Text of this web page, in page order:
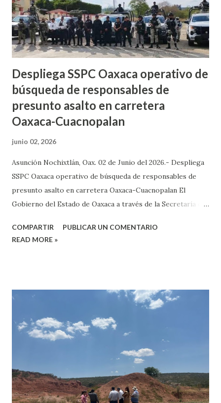
preliminar señala que los tres vehículos compactos —dos
Kia K3 y un Nissan Versa— presuntamente escoltaban a una
camioneta Toyota Sienna, todo...
Despliega SSPC Oaxaca operativo de
búsqueda de responsables de
presunto asalto en carretera
Oaxaca-Cuacnopalan
junio 02, 2026
Asunción Nochixtlán, Oax. 02 de Junio del 2026.- Despliega
SSPC Oaxaca operativo de búsqueda de responsables de
presunto asalto en carretera Oaxaca-Cuacnopalan El
Gobierno del Estado de Oaxaca a través de la Secretaría de
Guardia Nacional (GN), desplegó un operativo de búsqueda
con placas del estado de Guanajuato y en los cuales viajaban
brindar a atención prehospitalaria. Sin embargo, cuando
llegaron elementos de la Policía Estatal en coordinación
con la GN, aseguraron únicamente a cuatro personas, ya
que dos habrían huido del lugar. Posteriormente, las
víctimas fueron trasladadas a un nosocomio en Asunción
Nochixtlán para recibir atención mé...
COMPARTIR
PUBLICAR UN COMENTARIO
READ MORE »